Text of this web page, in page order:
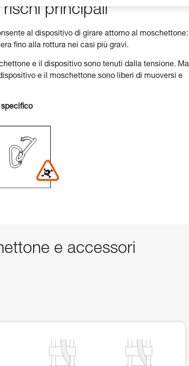
principali
al dispositivo di girare attorno al moschettone:
fino alla rottura nei casi più gravi.
e il dispositivo sono tenuti dalla tensione. Ma
e il moschettone sono liberi di muoversi e
specifico
e accessori